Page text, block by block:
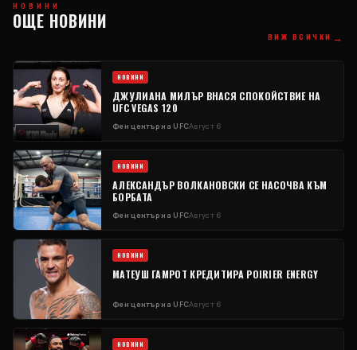
НОВИНИ
ОЩЕ НОВИНИ
ВИЖ ВСИЧКИ →
НОВИНИ
ДЖУЛИАНА МИЛЪР ВНАСЯ СПОКОЙСТВИЕ НА
UFC VEGAS 120
Фен център на UFCАвгуст 6
НОВИНИ
АЛЕКСАНДЪР ВОЛКАНОВСКИ СЕ НАСОЧВА КЪМ
БОРБАТА
Фен център на UFCАвгуст 6
НОВИНИ
МАТЕУШ ГАМРОТ КРЕДИТИРА POIRIER ENERGY
Фен център на UFCАвгуст 6
НОВИНИ